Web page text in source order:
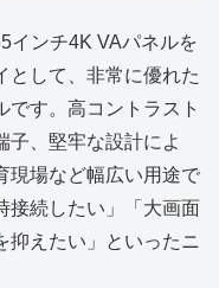
インチ4K VAパネルを
として、非常に優れた
です。高コントラスト
子、堅牢な設計によ
現場など幅広い用途で
接続したい」「大画面
抑えたい」といったニ